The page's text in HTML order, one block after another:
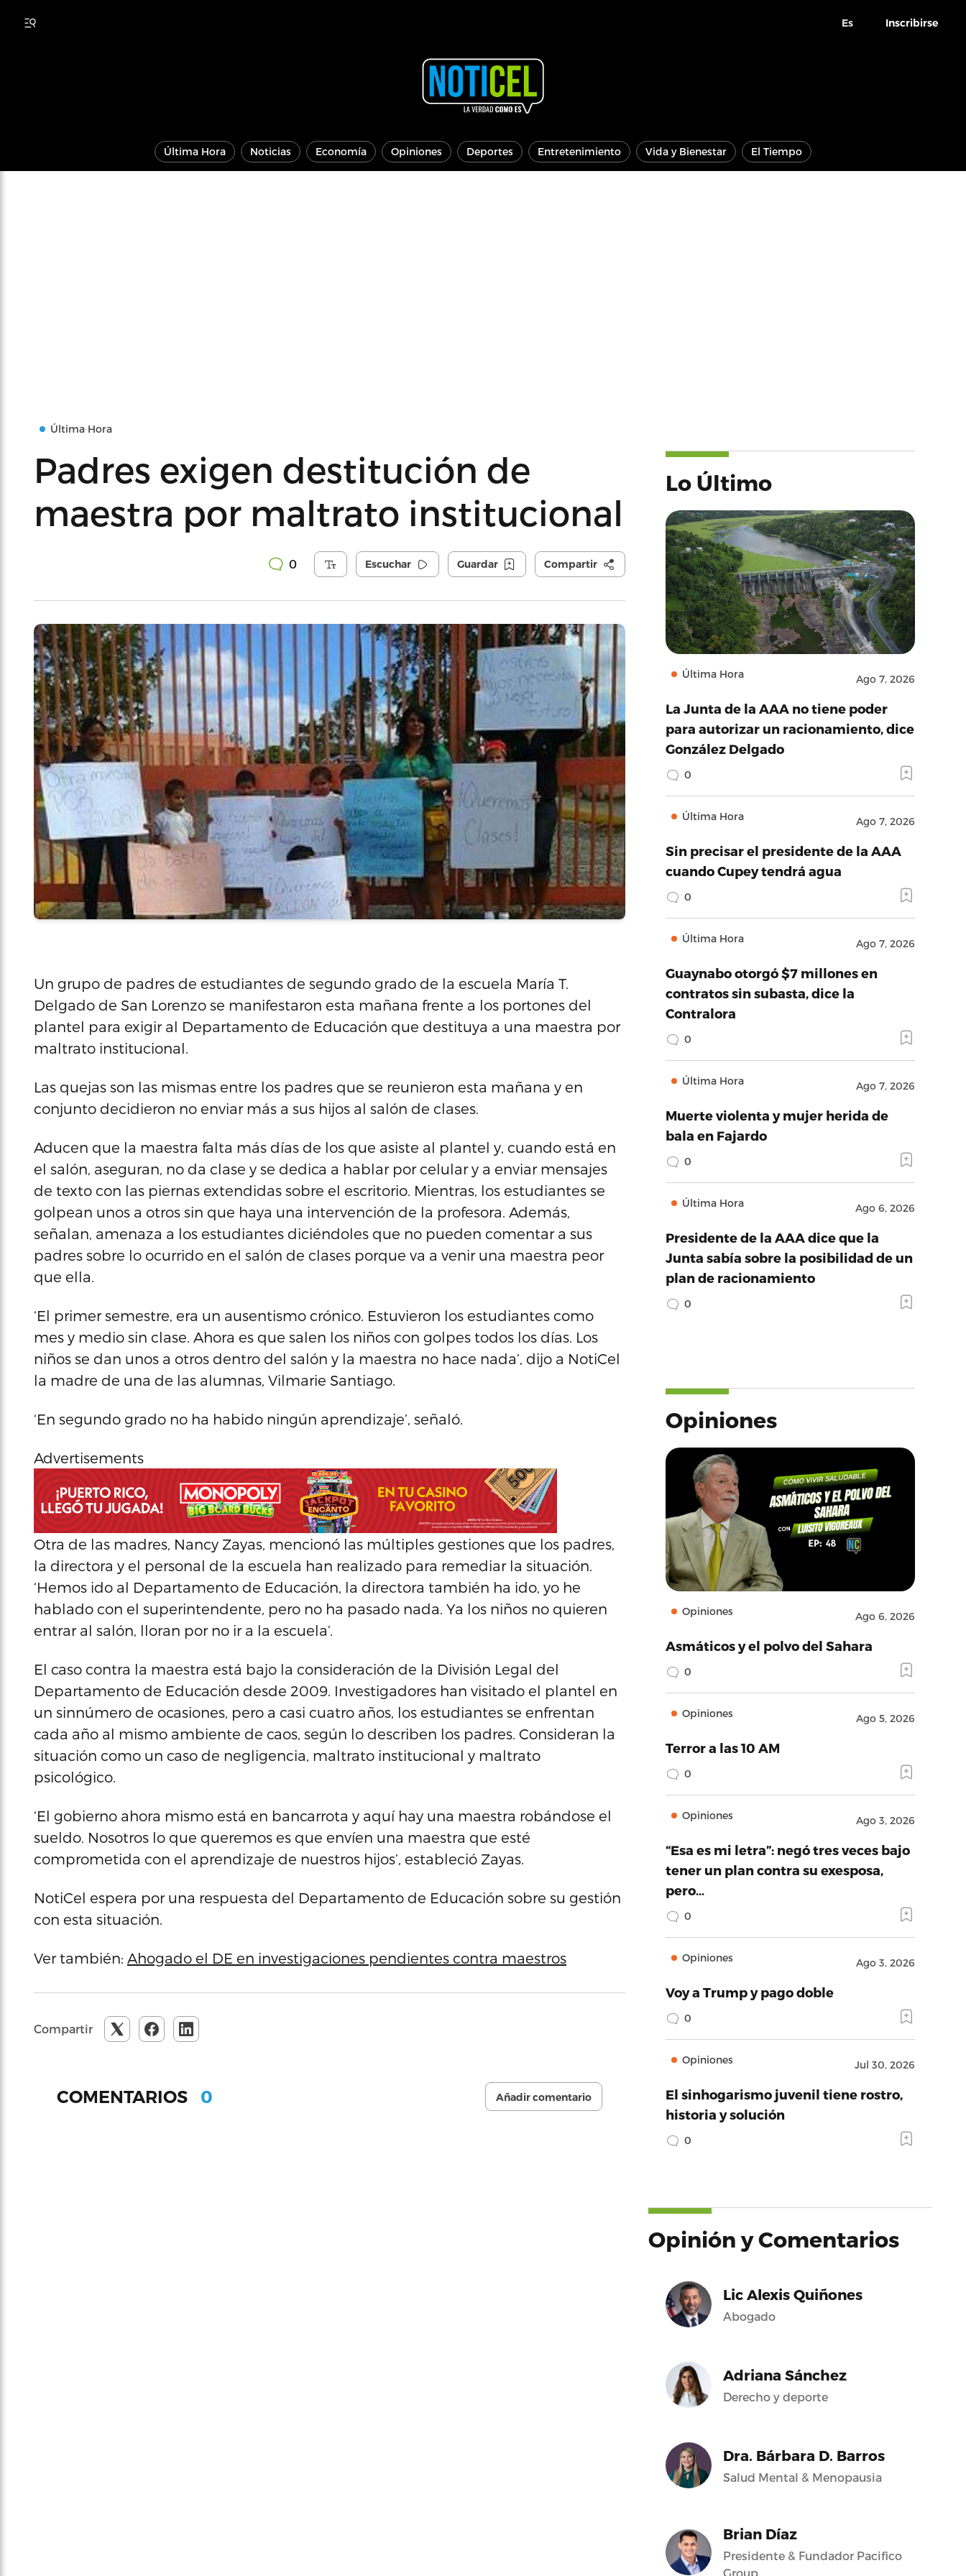
Es Inscribirse
Última Hora Noticias Economía Opiniones Deportes Entretenimiento Vida y Bienestar El Tiempo
Última Hora
Padres exigen destitución de
maestra por maltrato institucional
0 Escuchar Guardar Compartir
Un grupo de padres de estudiantes de segundo grado de la escuela María T.
Delgado de San Lorenzo se manifestaron esta mañana frente a los portones del
plantel para exigir al Departamento de Educación que destituya a una maestra por
maltrato institucional.
Las quejas son las mismas entre los padres que se reunieron esta mañana y en
conjunto decidieron no enviar más a sus hijos al salón de clases.
Aducen que la maestra falta más días de los que asiste al plantel y, cuando está en
el salón, aseguran, no da clase y se dedica a hablar por celular y a enviar mensajes
de texto con las piernas extendidas sobre el escritorio. Mientras, los estudiantes se
golpean unos a otros sin que haya una intervención de la profesora. Además,
señalan, amenaza a los estudiantes diciéndoles que no pueden comentar a sus
padres sobre lo ocurrido en el salón de clases porque va a venir una maestra peor
que ella.
‘El primer semestre, era un ausentismo crónico. Estuvieron los estudiantes como
mes y medio sin clase. Ahora es que salen los niños con golpes todos los días. Los
niños se dan unos a otros dentro del salón y la maestra no hace nada’, dijo a NotiCel
la madre de una de las alumnas, Vilmarie Santiago.
‘En segundo grado no ha habido ningún aprendizaje’, señaló.
Advertisements
Otra de las madres, Nancy Zayas, mencionó las múltiples gestiones que los padres,
la directora y el personal de la escuela han realizado para remediar la situación.
‘Hemos ido al Departamento de Educación, la directora también ha ido, yo he
hablado con el superintendente, pero no ha pasado nada. Ya los niños no quieren
entrar al salón, lloran por no ir a la escuela’.
El caso contra la maestra está bajo la consideración de la División Legal del
Departamento de Educación desde 2009. Investigadores han visitado el plantel en
un sinnúmero de ocasiones, pero a casi cuatro años, los estudiantes se enfrentan
cada año al mismo ambiente de caos, según lo describen los padres. Consideran la
situación como un caso de negligencia, maltrato institucional y maltrato
psicológico.
‘El gobierno ahora mismo está en bancarrota y aquí hay una maestra robándose el
sueldo. Nosotros lo que queremos es que envíen una maestra que esté
comprometida con el aprendizaje de nuestros hijos’, estableció Zayas.
NotiCel espera por una respuesta del Departamento de Educación sobre su gestión
con esta situación.
Ver también: Ahogado el DE en investigaciones pendientes contra maestros
Compartir
COMENTARIOS 0 Añadir comentario
Lo Último
Última Hora Ago 7, 2026
La Junta de la AAA no tiene poder
para autorizar un racionamiento, dice
González Delgado
0
Última Hora Ago 7, 2026
Sin precisar el presidente de la AAA
cuando Cupey tendrá agua
0
Última Hora Ago 7, 2026
Guaynabo otorgó $7 millones en
contratos sin subasta, dice la
Contralora
0
Última Hora Ago 7, 2026
Muerte violenta y mujer herida de
bala en Fajardo
0
Última Hora Ago 6, 2026
Presidente de la AAA dice que la
Junta sabía sobre la posibilidad de un
plan de racionamiento
0
Opiniones
Opiniones Ago 6, 2026
Asmáticos y el polvo del Sahara
0
Opiniones Ago 5, 2026
Terror a las 10 AM
0
Opiniones Ago 3, 2026
“Esa es mi letra”: negó tres veces bajo
tener un plan contra su exesposa,
pero…
0
Opiniones Ago 3, 2026
Voy a Trump y pago doble
0
Opiniones Jul 30, 2026
El sinhogarismo juvenil tiene rostro,
historia y solución
0
Opinión y Comentarios
Lic Alexis Quiñones
Abogado
Adriana Sánchez
Derecho y deporte
Dra. Bárbara D. Barros
Salud Mental & Menopausia
Brian Díaz
Presidente & Fundador Pacifico
Group